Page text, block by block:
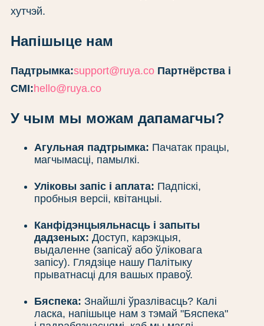
хутчэй.
Напішыце нам
Падтрымка:support@ruya.co Партнёрства і
СМІ:hello@ruya.co
У чым мы можам дапамагчы?
Агульная падтрымка: Пачатак працы,
магчымасці, памылкі.
Уліковы запіс і аплата: Падпіскі,
пробныя версіі, квітанцыі.
Канфідэнцыяльнасць і запыты
дадзеных: Доступ, карэкцыя,
выдаленне (запісаў або ўліковага
запісу). Глядзіце нашу Палітыку
прыватнасці для вашых правоў.
Бяспека: Знайшлі ўразлівасць? Калі
ласка, напішыце нам з тэмай "Бяспека"